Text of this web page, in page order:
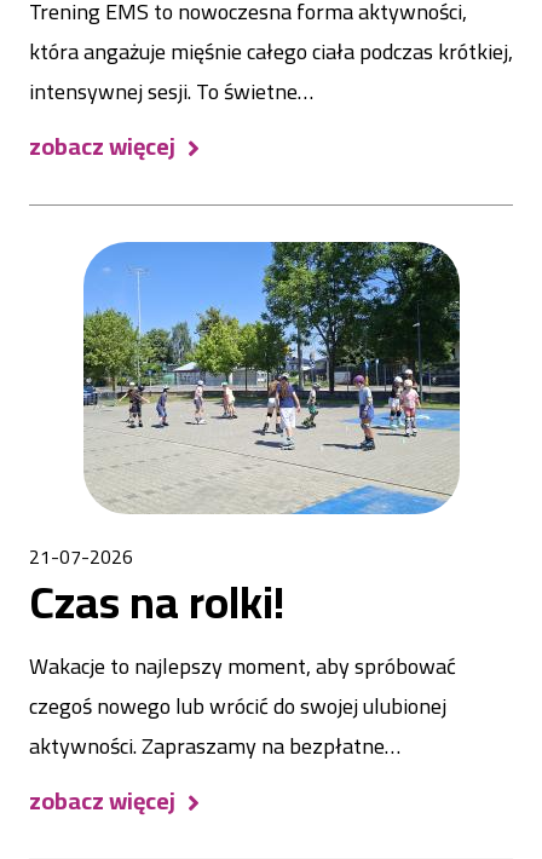
Trening EMS to nowoczesna forma aktywności,
która angażuje mięśnie całego ciała podczas krótkiej,
intensywnej sesji. To świetne…
zobacz więcej
21-07-2026
Czas na rolki!
Wakacje to najlepszy moment, aby spróbować
czegoś nowego lub wrócić do swojej ulubionej
aktywności. Zapraszamy na bezpłatne…
zobacz więcej